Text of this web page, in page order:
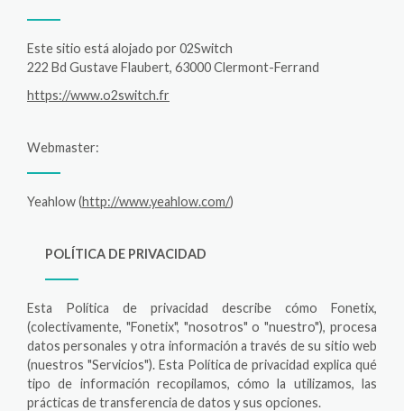
Este sitio está alojado por 02Switch
222 Bd Gustave Flaubert, 63000 Clermont-Ferrand
https://www.o2switch.fr
Webmaster:
Yeahlow (http://www.yeahlow.com/)
POLÍTICA DE PRIVACIDAD
Esta Política de privacidad describe cómo Fonetix,
(colectivamente, "Fonetix", "nosotros" o "nuestro"), procesa
datos personales y otra información a través de su sitio web
(nuestros "Servicios"). Esta Política de privacidad explica qué
tipo de información recopilamos, cómo la utilizamos, las
prácticas de transferencia de datos y sus opciones.